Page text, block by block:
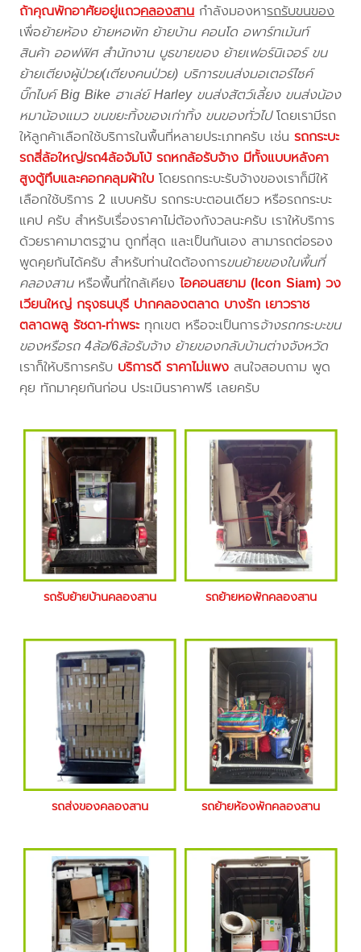
ถ้าคุณพักอาศัยอยู่แถวคลองสานกำลังมองหารถรับขนของ
เพื่อย้ายห้อง ย้ายหอพัก ย้ายบ้าน คอนโด อพาร์ทเม้นท์
สินค้า ออฟฟิศ สำนักงาน บูธขายของ ย้ายเฟอร์นิเจอร์ ขน
ย้ายเตียงผู้ป่วย(เตียงคนป่วย) บริการขนส่งมอเตอร์ไซค์
บิ๊กไบค์ Big Bike ฮาเล่ย์ Harley ขนส่งสัตว์เลี้ยง ขนส่งน้อง
หมาน้องแมว ขนขยะทิ้งของเก่าทิ้ง ขนของทั่วไปโดยเรามีรถ
ให้ลูกค้าเลือกใช้บริการในพื้นที่หลายประเภทครับ เช่นรถกระบะ
รถสี่ล้อใหญ่/รถ4ล้อจัมโบ้ รถหกล้อรับจ้าง มีทั้งแบบหลังคา
สูงตู้ทึบและคอกคลุมผ้าใบ โดยรถกระบะรับจ้างของเราก็มีให้
เลือกใช้บริการ 2 แบบครับ รถกระบะตอนเดียว หรือรถกระบะ
แคป ครับ สำหรับเรื่องราคาไม่ต้องกังวลนะครับ เราให้บริการ
ด้วยราคามาตรฐาน ถูกที่สุด และเป็นกันเอง สามารถต่อรอง
พูดคุยกันได้ครับ สำหรับท่านใดต้องการขนย้ายของในพื้นที่
คลองสานหรือพื้นที่ใกล้เคียงไอคอนสยาม (Icon Siam) วง
เวียนใหญ่ กรุงธนบุรี ปากคลองตลาด บางรัก เยาวราช
ตลาดพลู รัชดา-ท่าพระ ทุกเขต หรือจะเป็นการจ้างรถกระบะขน
ของหรือรถ 4ล้อ/6ล้อรับจ้าง ย้ายของกลับบ้านต่างจังหวัด
เราก็ให้บริการครับ บริการดี ราคาไม่แพง สนใจสอบถาม พูด
คุย ทักมาคุยกันก่อน ประเมินราคาฟรี เลยครับ
รถรับย้ายบ้านคลองสาน รถย้ายหอพักคลองสาน
รถส่งของคลองสาน รถย้ายห้องพักคลองสาน